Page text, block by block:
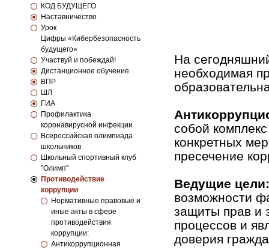
КОД БУДУЩЕГО
Наставничество
Урок
Цифры «Кибербезопасность
будущего»
Участвуй и побеждай!
Дистанционное обучение
ВПР
ШЛ
ГИА
Профилактика
коронавирусной инфекции
Всероссийская олимпиада
школьников
Школьный спортивный клуб
"Олимп"
Противодействие
коррупции
Нормативные правовые и
иные акты в сфере
противодействия
коррупции:
Антикоррупционная
На
необходимая
собой
конкретных
пресечение
Ведущие цели:
возможности
защиты прав и
процессов и
доверия